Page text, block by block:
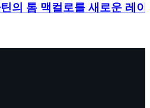
의 톰 맥컬로를 새로운 레